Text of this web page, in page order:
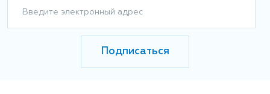
Введите электронный адрес
Подписаться